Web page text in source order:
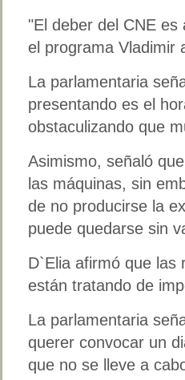
"El deber del CNE
el programa Vladimir
La parlamentaria
presentando es el
obstaculizando que
Asimismo, señaló
las máquinas, sin
de no producirse la
puede quedarse sin
D`Elia afirmó que las
están tratando de
La parlamentaria
querer convocar un
que no se lleve a